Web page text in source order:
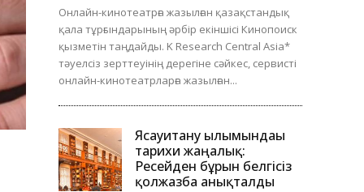
Онлайн-кинотеатрға жазылған қазақстандық
қала тұрғындарының әрбір екіншісі Кинопоиск
қызметін таңдайды. K Research Central Asia*
тәуелсіз зерттеуінің дерегіне сәйкес, сервисті
онлайн-кинотеатрларға жазылған...
Ясауитану ғылымындағы
тарихи жаңалық:
Ресейден бұрын белгісіз
қолжазба анықталды